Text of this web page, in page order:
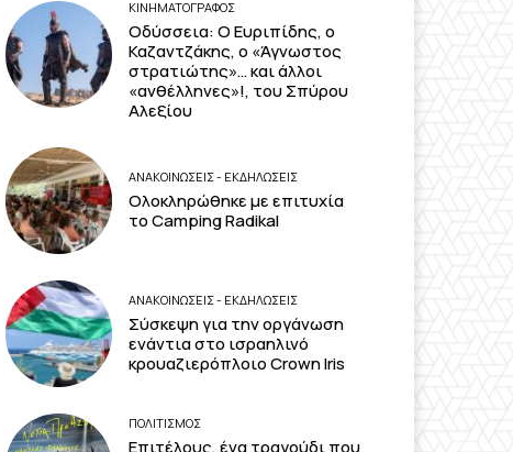
ΚΙΝΗΜΑΤΟΓΡΆΦΟΣ
Οδύσσεια: Ο Ευριπίδης, ο
Καζαντζάκης, ο «Άγνωστος
στρατιώτης»… και άλλοι
«ανθέλληνες»!, του Σπύρου
Αλεξίου
ΑΝΑΚΟΙΝΩΣΕΙΣ - ΕΚΔΗΛΩΣΕΙΣ
Ολοκληρώθηκε με επιτυχία
το Camping Radikal
ΑΝΑΚΟΙΝΩΣΕΙΣ - ΕΚΔΗΛΩΣΕΙΣ
Σύσκεψη για την οργάνωση
ενάντια στο ισραηλινό
κρουαζιερόπλοιο Crown Iris
ΠΟΛΙΤΙΣΜΟΣ